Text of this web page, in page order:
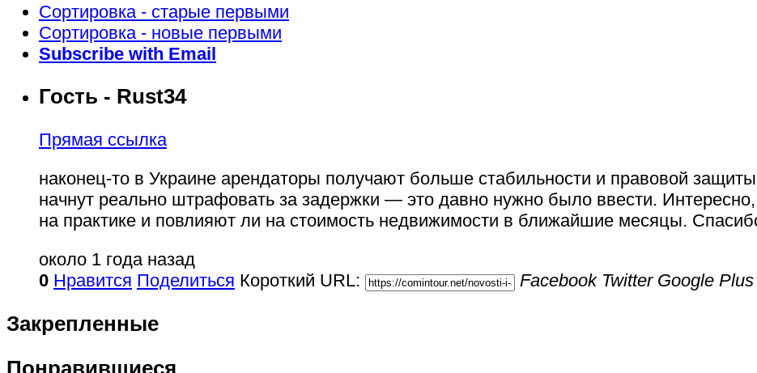
Сортировка - старые первыми
Сортировка - новые первыми
Subscribe with Email
Гость - Rust34
Прямая ссылка
наконец-то в Украине арендаторы получают больше стабильности и правовой
начнут реально штрафовать за задержки — это давно нужно было ввести.
на практике и повлияют ли на стоимость недвижимости в ближайшие месяцы.
около 1 года назад
0 Нравится Поделиться Короткий URL: Facebook Twitter Google Plus
Закрепленные
Понравившиеся